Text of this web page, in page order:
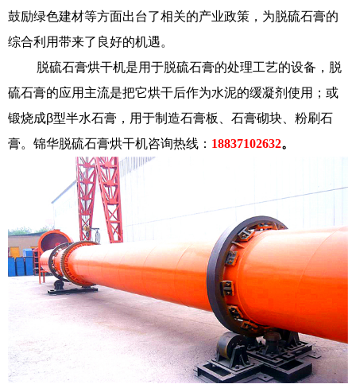
鼓励绿色建材等方面出台了相关的产业政策，为脱硫石膏的
综合利用带来了良好的机遇。
脱硫石膏烘干机是用于脱硫石膏的处理工艺的设备，脱
硫石膏的应用主流是把它烘干后作为水泥的缓凝剂使用；或
锻烧成β型半水石膏，用于制造石膏板、石膏砌块、粉刷石
膏。锦华脱硫石膏烘干机咨询热线： 18837102632。